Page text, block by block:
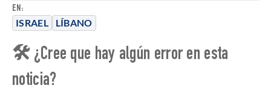
EN:
ISRAEL LÍBANO
🛠 ¿Cree que hay algún error en esta
noticia?